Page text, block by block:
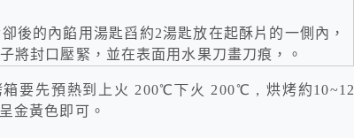
後的內餡用湯匙舀約2湯匙放在起酥片的一側內，
將封口壓緊，並在表面用水果刀畫刀痕，。
要先預熱到上火 200℃下火 200℃ ，烘烤約10~12
金黃色即可。